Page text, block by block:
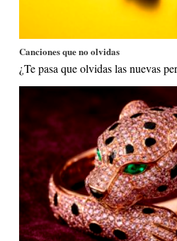
Canciones que no olvidas
¿Te pasa que olvidas las nuevas